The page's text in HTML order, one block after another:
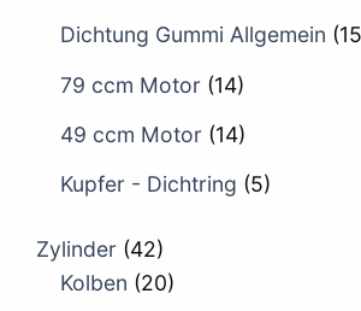
Dichtung Gummi Allgemein
79 ccm Motor (14)
49 ccm Motor (14)
Kupfer - Dichtring (5)
Zylinder (42)
Kolben (20)